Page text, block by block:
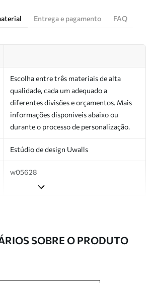
Entrega e pagamento FAQ
Escolha entre três materiais de alta
qualidade, cada um adequado a
diferentes divisões e orçamentos. Mais
informações disponíveis abaixo ou
durante o processo de personalização.
Estúdio de design Uwalls
w05628
Disponível com revestimento de verniz
SOBRE O PRODUTO